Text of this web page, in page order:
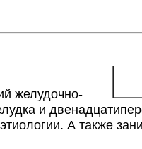
желудочно-
и
А также